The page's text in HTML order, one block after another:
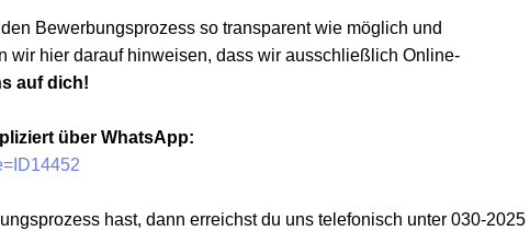
Bewerbungsprozess so transparent wie möglich und
wir hier darauf hinweisen, dass wir ausschließlich Online-
auf dich!
über WhatsApp:
hast, dann erreichst du uns telefonisch unter 030-2025